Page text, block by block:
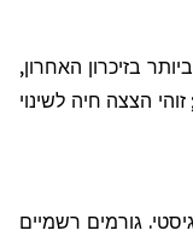
בזיכרון האחרון,
זוהי הצצה חיה לשינוי
גורמים רשמיים